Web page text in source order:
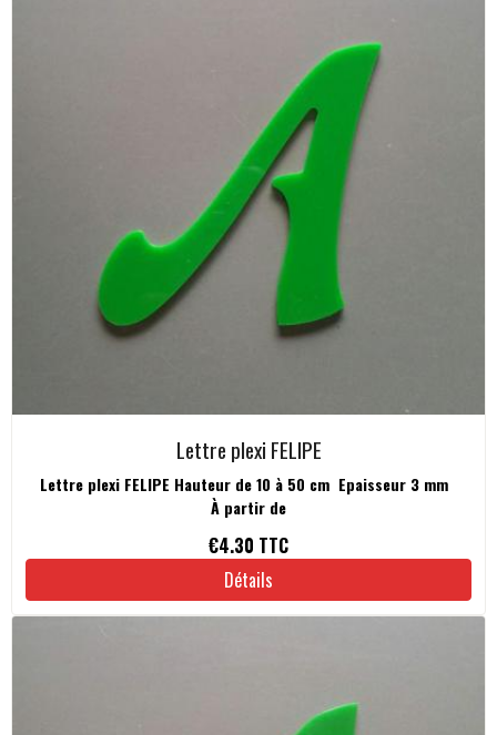
Lettre plexi FELIPE
Lettre plexi FELIPE Hauteur de 10 à 50 cm Epaisseur 3 mm
À partir de
€4.30 TTC
Détails